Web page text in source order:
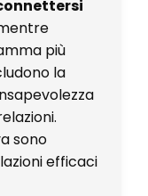
più
la
sono
efficaci